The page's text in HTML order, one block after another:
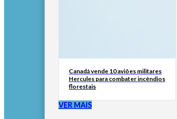
Canadá vende 10 aviões militares
Hercules para combater incêndios
florestais
VER MAIS